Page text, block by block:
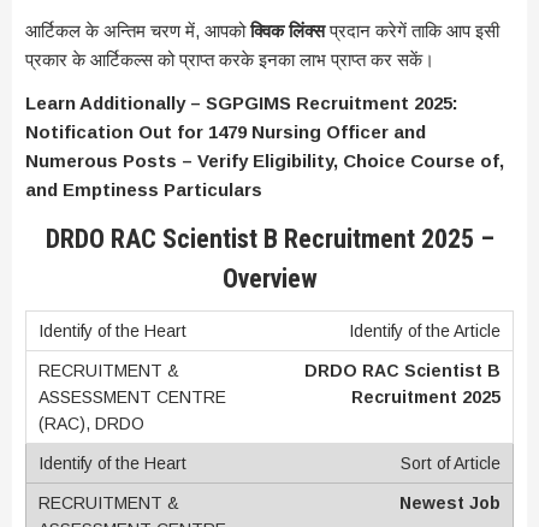
आर्टिकल के अन्तिम चरण में, आपकोक्विक लिंक्सप्रदान करेगें ताकि आप इसी
प्रकार के आर्टिकल्स को प्राप्त करके इनका लाभ प्राप्त कर सकें।
Learn Additionally – SGPGIMS Recruitment 2025:
Notification Out for 1479 Nursing Officer and
Numerous Posts – Verify Eligibility, Choice Course of,
and Emptiness Particulars
DRDO RAC Scientist B Recruitment 2025 –
Overview
Identify of the Article
DRDO RAC Scientist B
Recruitment 2025
Sort of Article
Newest Job